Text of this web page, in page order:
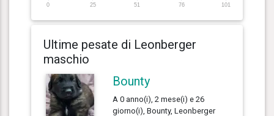
0 25 51 76 101
Ultime pesate di Leonberger
maschio
Bounty
A 0 anno(i), 2 mese(i) e 26
giorno(i), Bounty, Leonberger